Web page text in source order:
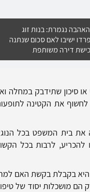
נגמרת: בנות זוג
ישיבו לאם סכום שנתנה
דירה משותפת
סיכון שתידבק במחלה
לחשוף את הקטינה
את בית המשפט בכל
להכריע, לרבות בכל
בקבלת בקשת האם
הם מושכלות יסוד של